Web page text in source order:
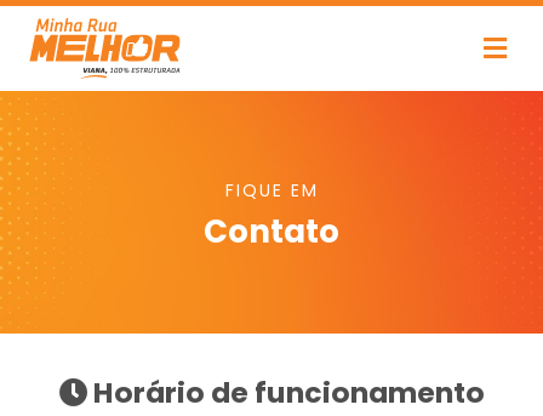
FIQUE EM
Contato
Horário de funcionamento